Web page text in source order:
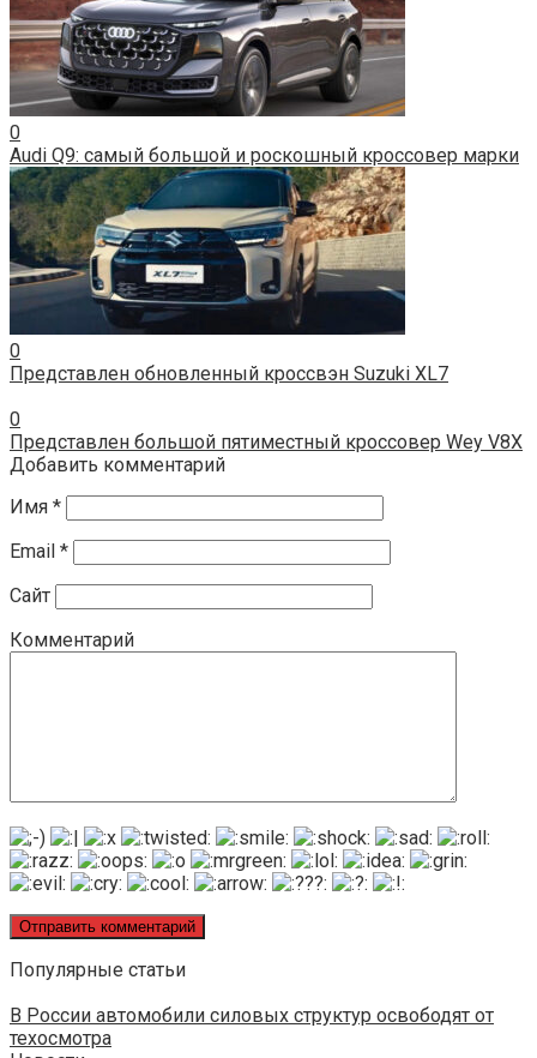
0
Audi Q9: самый большой и роскошный кроссовер марки
0
Представлен обновленный кроссвэн Suzuki XL7
0
Представлен большой пятиместный кроссовер Wey V8X
Добавить комментарий
Имя *
Email *
Сайт
Комментарий
Популярные статьи
В России автомобили силовых структур освободят от
техосмотра